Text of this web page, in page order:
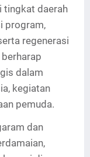
tingkat daerah
program,
regenerasi
dalam
kegiatan
pemuda.
dan